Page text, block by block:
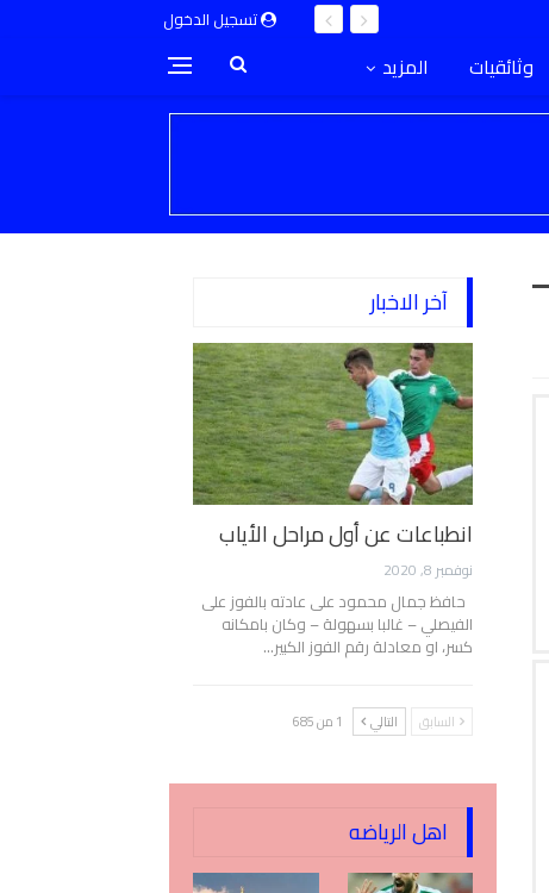
تسجيل الدخول
وثائقيات المزيد
آخر الاخبار
انطباعات عن أول مراحل الأياب
نوفمبر 8, 2020
حافظ جمال محمود على عادته بالفوز على
الفيصلي – غالبا بسهولة – وكان بامكانه
كسر، او معادلة رقم الفوز الكبير…
السابق التالي 1 من 685
اهل الرياضه